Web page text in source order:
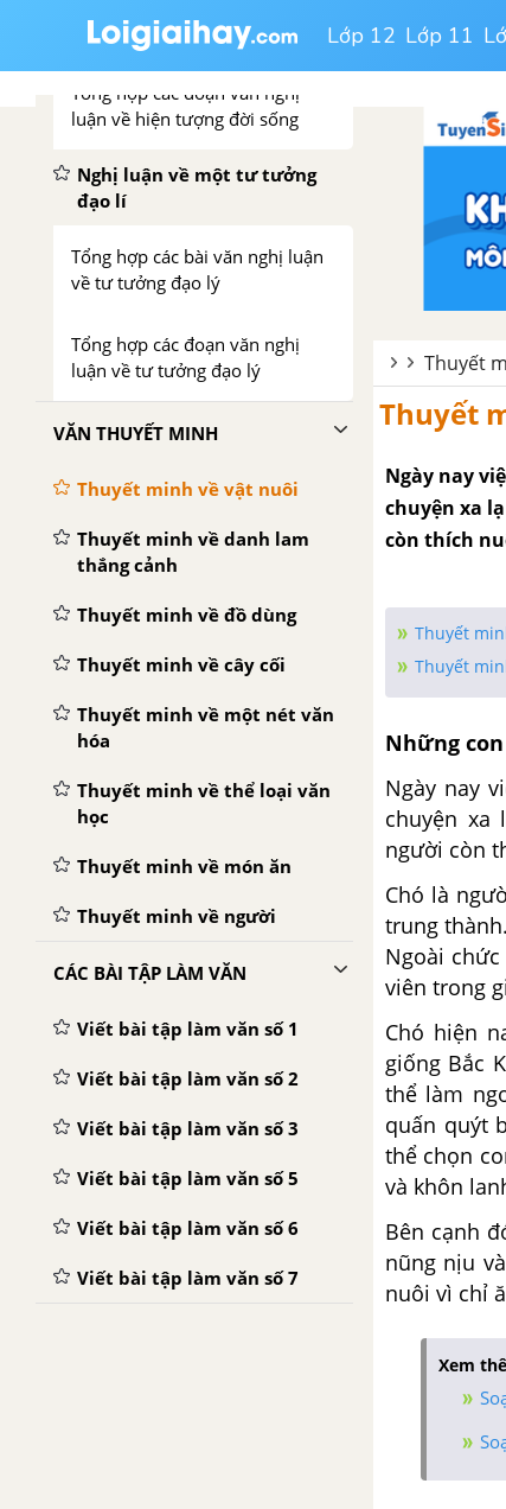
Lớp 12 Lớp 11
về hiện tượng đời sống
Tổng hợp các đoạn văn nghị
luận về hiện tượng đời sống
Nghị luận về một tư tưởng
đạo lí
Tổng hợp các bài văn nghị luận
về tư tưởng đạo lý
Tổng hợp các đoạn văn nghị
luận về tư tưởng đạo lý
VĂN THUYẾT MINH
Thuyết minh về vật nuôi
Thuyết minh về danh lam
thắng cảnh
Thuyết minh về đồ dùng
Thuyết minh về cây cối
Thuyết minh về một nét văn
hóa
Thuyết minh về thể loại văn
học
Thuyết minh về món ăn
Thuyết minh về người
CÁC BÀI TẬP LÀM VĂN
Viết bài tập làm văn số 1
Viết bài tập làm văn số 2
Viết bài tập làm văn số 3
Viết bài tập làm văn số 5
Viết bài tập làm văn số 6
Viết bài tập làm văn số 7
Thuyết
Thuyết
Ngày nay
chuyện xa
còn thích
Thuyết
Thuyết
Những
Ngày nay
chuyện xa
người còn
Chó là
trung
Ngoài
viên trong
Chó hiện
giống Bắc
thể làm
quấn quýt
thể chọn
và khôn
Bên cạnh
nũng nịu
nuôi vì chỉ
Xem